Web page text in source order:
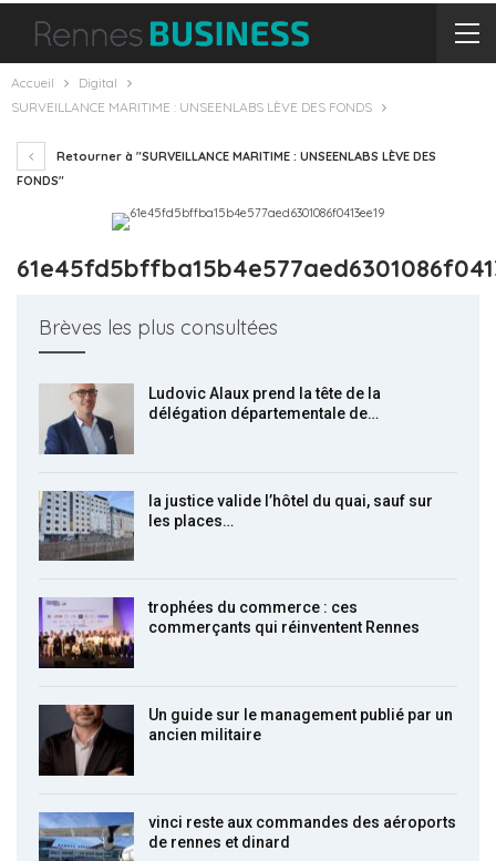
Accueil
Digital
SURVEILLANCE MARITIME : UNSEENLABS LÈVE DES FONDS
Retourner à "SURVEILLANCE MARITIME : UNSEENLABS LÈVE DES
FONDS"
Brèves les plus consultées
Ludovic Alaux prend la tête de la
délégation départementale de…
la justice valide l’hôtel du quai, sauf sur
les places…
trophées du commerce : ces
commerçants qui réinventent Rennes
Un guide sur le management publié par un
ancien militaire
vinci reste aux commandes des aéroports
de rennes et dinard